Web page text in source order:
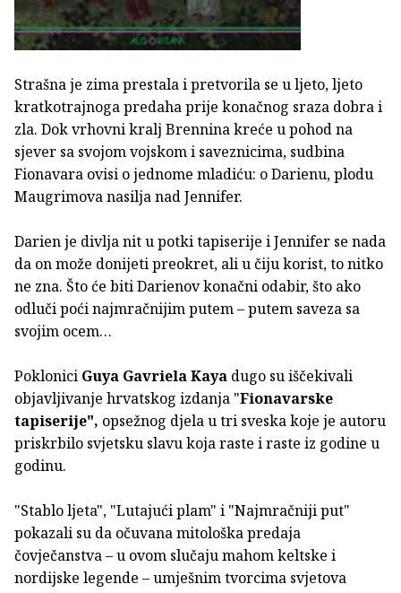
Strašna je zima prestala i pretvorila se u ljeto, ljeto
kratkotrajnoga predaha prije konačnog sraza dobra i
zla. Dok vrhovni kralj Brennina kreće u pohod na
sjever sa svojom vojskom i saveznicima, sudbina
Fionavara ovisi o jednome mladiću: o Darienu, plodu
Maugrimova nasilja nad Jennifer.
Darien je divlja nit u potki tapiserije i Jennifer se nada
da on može donijeti preokret, ali u čiju korist, to nitko
ne zna. Što će biti Darienov konačni odabir, što ako
odluči poći najmračnijim putem – putem saveza sa
svojim ocem…
Poklonici Guya Gavriela Kaya dugo su iščekivali
objavljivanje hrvatskog izdanja "Fionavarske
tapiserije", opsežnog djela u tri sveska koje je autoru
priskrbilo svjetsku slavu koja raste i raste iz godine u
godinu.
"Stablo ljeta", "Lutajući plam" i "Najmračniji put"
pokazali su da očuvana mitološka predaja
čovječanstva – u ovom slučaju mahom keltske i
nordijske legende – umješnim tvorcima svjetova